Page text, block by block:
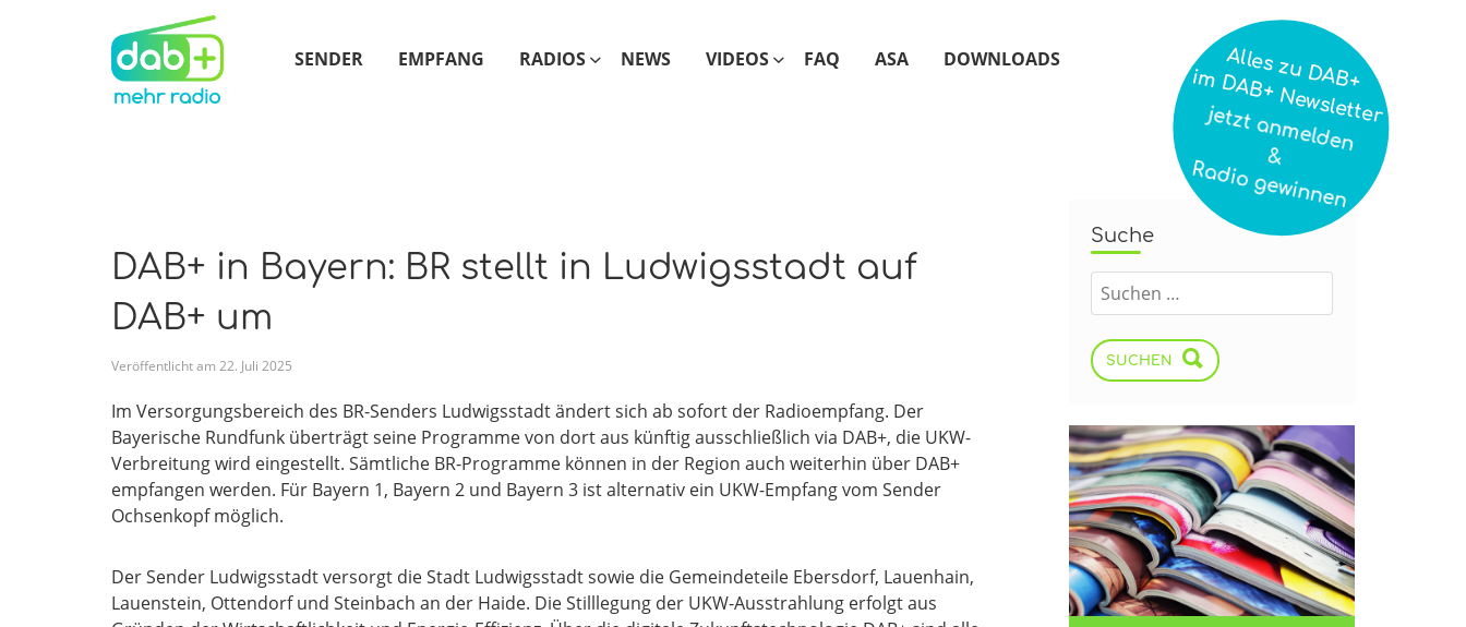
SENDER EMPFANG RADIOS NEWS VIDEOS FAQ ASA DOWNLOADS
DAB+ in Bayern: BR stellt in Ludwigsstadt auf
DAB+ um
Veröffentlicht am 22. Juli 2025
Im Versorgungsbereich des BR-Senders Ludwigsstadt ändert sich ab sofort der Radioempfang. Der
Bayerische Rundfunk überträgt seine Programme von dort aus künftig ausschließlich via DAB+, die UKW-
Verbreitung wird eingestellt. Sämtliche BR-Programme können in der Region auch weiterhin über DAB+
empfangen werden. Für Bayern 1, Bayern 2 und Bayern 3 ist alternativ ein UKW-Empfang vom Sender
Ochsenkopf möglich.
Der Sender Ludwigsstadt versorgt die Stadt Ludwigsstadt sowie die Gemeindeteile Ebersdorf, Lauenhain,
Lauenstein, Ottendorf und Steinbach an der Haide. Die Stilllegung der UKW-Ausstrahlung erfolgt aus
Suche
SUCHEN
Alles zu DAB+
im DAB+ Newsletter
jetzt anmelden
&
Radio gewinnen